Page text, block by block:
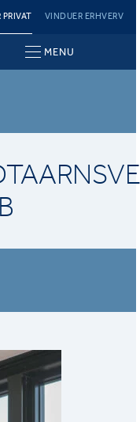
PRIVAT VINDUER ERHVERV
MENU